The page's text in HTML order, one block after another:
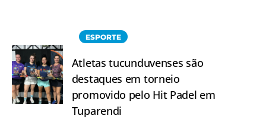
ESPORTE
Atletas tucunduvenses são
destaques em torneio
promovido pelo Hit Padel em
Tuparendi